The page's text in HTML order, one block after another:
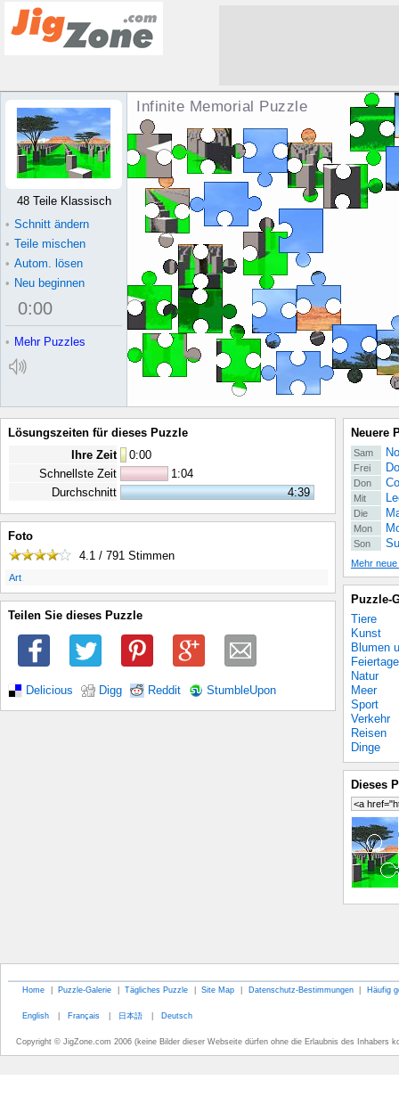
Infinite Memorial Puzzle
48 Teile Klassisch
• Schnitt ändern
• Teile mischen
• Autom. lösen
• Neu beginnen
0:00
• Mehr Puzzles
Lösungszeiten für dieses Puzzle
Ihre Zeit
0:00
Schnellste Zeit
1:04
Durchschnitt
4:39
Foto
4.1 / 791 Stimmen
Art
Teilen Sie dieses Puzzle
Delicious Digg Reddit StumbleUpon
Neuere
Sam
Frei
Don
Mit
Die
Mon
Son
Mehr
Puzzle-
Tiere
Kunst
Blumen
Feiertage
Natur
Meer
Sport
Verkehr
Reisen
Dinge
Dieses
Home | Puzzle-Galerie | Tägliches Puzzle | Site Map | Datenschutz-Bestimmungen | Häufig
English | Français | 日本語 | Deutsch
Copyright © JigZone.com 2006 (keine Bilder dieser Webseite dürfen ohne die Erlaubnis des Inhabers